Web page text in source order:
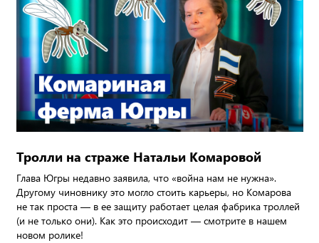
Тролли на страже Натальи Комаровой
Глава Югры недавно заявила, что «война нам не нужна».
Другому чиновнику это могло стоить карьеры, но Комарова
не так проста — в ее защиту работает целая фабрика троллей
(и не только они). Как это происходит — смотрите в нашем
новом ролике!